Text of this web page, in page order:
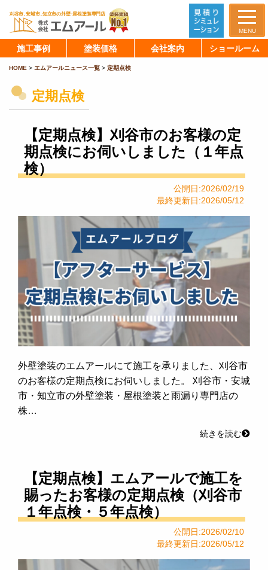
MENU
施工事例 塗装価格 会社案内 ショールーム
HOME > エムアールニュース一覧 > 定期点検
定期点検
【定期点検】刈谷市のお客様の定
期点検にお伺いしました（１年点
検）
公開日:2026/02/19
最終更新日:2026/05/12
外壁塗装のエムアールにて施工を承りました、刈谷市
のお客様の定期点検にお伺いしました。 刈谷市・安城
市・知立市の外壁塗装・屋根塗装と雨漏り専門店の
株…
続きを読む
【定期点検】エムアールで施工を
賜ったお客様の定期点検（刈谷市
１年点検・５年点検）
公開日:2026/02/10
最終更新日:2026/05/12